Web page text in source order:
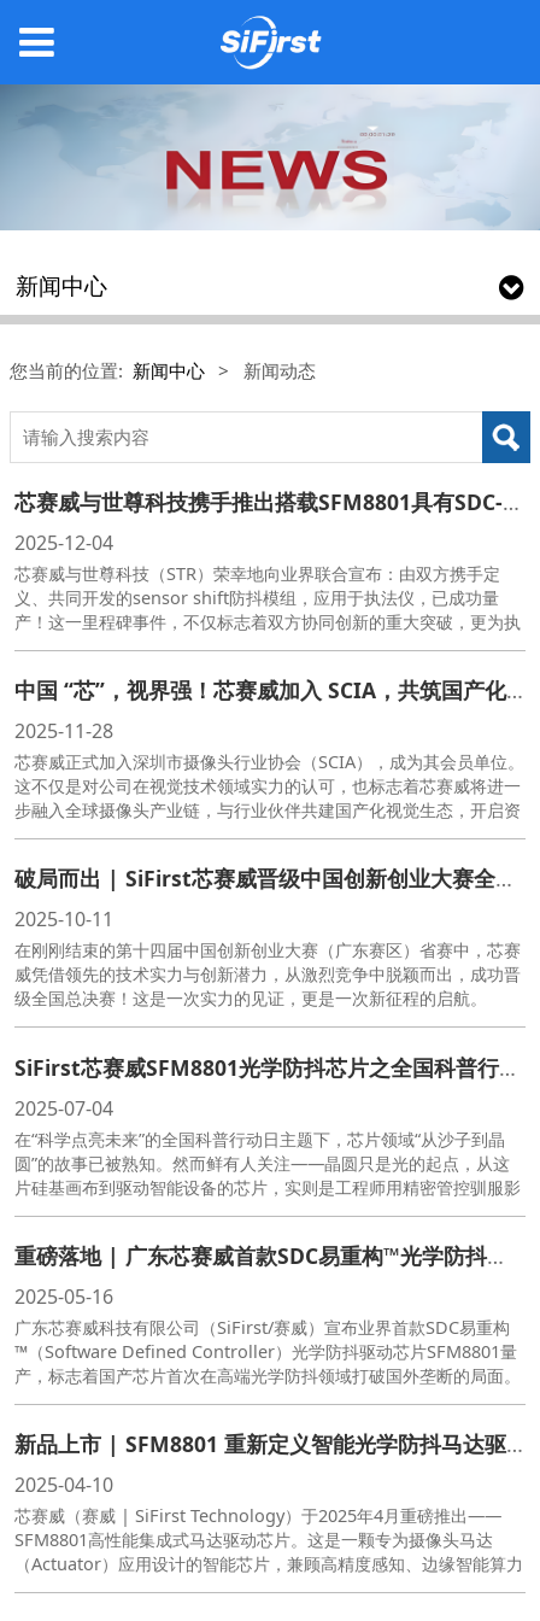
新闻中心
您当前的位置: 新闻中心 > 新闻动态
芯赛威与世尊科技携手推出搭载SFM8801具有SDC-易重构™技术的sensor shift防抖模组，开启安防影像新纪元
2025-12-04
芯赛威与世尊科技（STR）荣幸地向业界联合宣布：由双方携手定
义、共同开发的sensor shift防抖模组，应用于执法仪，已成功量
产！这一里程碑事件，不仅标志着双方协同创新的重大突破，更为执
法影像设备的技术升级树立了全新标杆。
中国 “芯”，视界强！芯赛威加入 SCIA，共筑国产化视觉生态
2025-11-28
芯赛威正式加入深圳市摄像头行业协会（SCIA），成为其会员单位。
这不仅是对公司在视觉技术领域实力的认可，也标志着芯赛威将进一
步融入全球摄像头产业链，与行业伙伴共建国产化视觉生态，开启资
源共享、协同创新的新征程。
破局而出 | SiFirst芯赛威晋级中国创新创业大赛全国总决赛
2025-10-11
在刚刚结束的第十四届中国创新创业大赛（广东赛区）省赛中，芯赛
威凭借领先的技术实力与创新潜力，从激烈竞争中脱颖而出，成功晋
级全国总决赛！这是一次实力的见证，更是一次新征程的启航。
SiFirst芯赛威SFM8801光学防抖芯片之全国科普行动日特别篇
2025-07-04
在“科学点亮未来”的全国科普行动日主题下，芯片领域“从沙子到晶
圆”的故事已被熟知。然而鲜有人关注——晶圆只是光的起点，从这
片硅基画布到驱动智能设备的芯片，实则是工程师用精密管控驯服影
像光路的征程。
重磅落地 | 广东芯赛威首款SDC易重构™光学防抖芯片
2025-05-16
广东芯赛威科技有限公司（SiFirst/赛威）宣布业界首款SDC易重构
™（Software Defined Controller）光学防抖驱动芯片SFM8801量
产，标志着国产芯片首次在高端光学防抖领域打破国外垄断的局面。
新品上市 | SFM8801 重新定义智能光学防抖马达驱动
2025-04-10
芯赛威（赛威 | SiFirst Technology）于2025年4月重磅推出——
SFM8801高性能集成式马达驱动芯片。这是一颗专为摄像头马达
（Actuator）应用设计的智能芯片，兼顾高精度感知、边缘智能算力
与极致控制能力。芯片内置霍尔传感器、高精度ADC/DAC、H桥驱